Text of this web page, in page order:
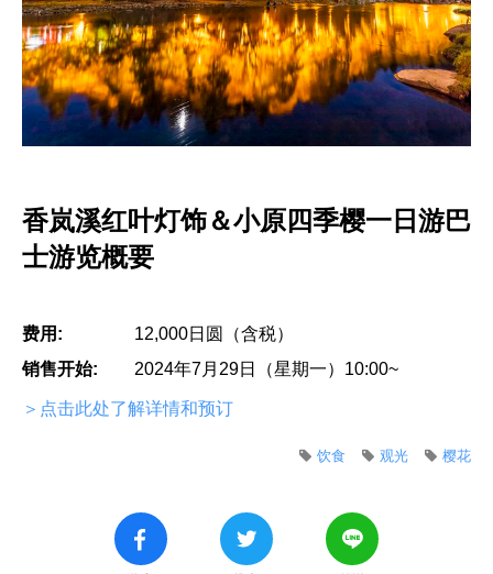
香岚溪红叶灯饰＆小原四季樱一日游巴
士游览概要
费用:
12,000日圆（含税）
销售开始:
2024年7月29日（星期一）10:00~
＞点击此处了解详情和预订
樱花
观光
饮食